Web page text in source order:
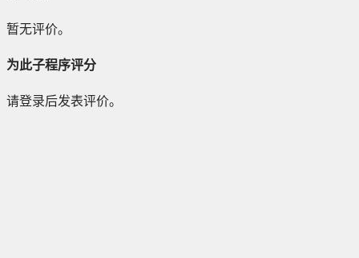
暂无评价。
为此子程序评分
请登录后发表评价。